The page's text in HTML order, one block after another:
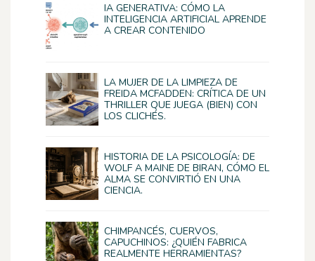
IA GENERATIVA: CÓMO LA
INTELIGENCIA ARTIFICIAL APRENDE
A CREAR CONTENIDO
LA MUJER DE LA LIMPIEZA DE
FREIDA MCFADDEN: CRÍTICA DE UN
THRILLER QUE JUEGA (BIEN) CON
LOS CLICHÉS.
HISTORIA DE LA PSICOLOGÍA: DE
WOLF A MAINE DE BIRAN, CÓMO EL
ALMA SE CONVIRTIÓ EN UNA
CIENCIA.
CHIMPANCÉS, CUERVOS,
CAPUCHINOS: ¿QUIÉN FABRICA
REALMENTE HERRAMIENTAS?